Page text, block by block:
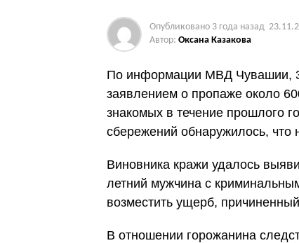
Опубликовано 3 года назад
Автор: Оксана Казакова
По информации МВД Чувашии,
заявлением о пропаже около
знакомых в течение прошлого
сбережений обнаружилось, что
Виновника кражи удалось
летний мужчина с
возместить ущерб,
В отношении горожанина